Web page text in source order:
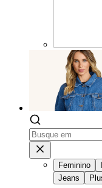
Feminino
Jeans